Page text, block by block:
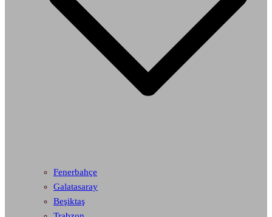
Fenerbahçe
Galatasaray
Beşiktaş